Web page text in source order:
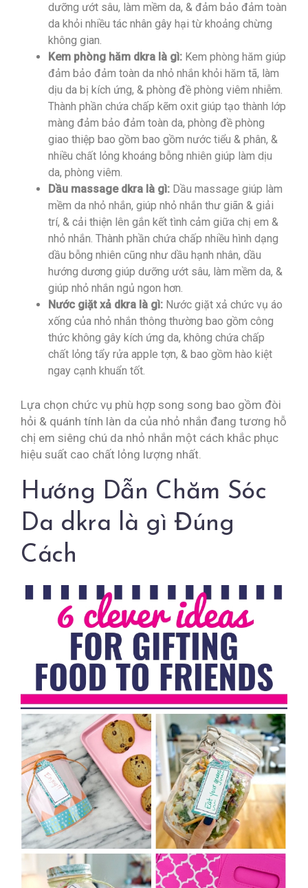
dưỡng ướt sâu, làm mềm da, & đảm bảo đảm toàn
da khỏi nhiều tác nhân gây hại từ khoảng chừng
không gian.
Kem phòng hăm dkra là gì: Kem phòng hăm giúp
đảm bảo đảm toàn da nhỏ nhắn khỏi hăm tã, làm
dịu da bị kích ứng, & phòng đề phòng viêm nhiễm.
Thành phần chứa chấp kẽm oxit giúp tạo thành lớp
màng đảm bảo đảm toàn da, phòng đề phòng
giao thiệp bao gồm bao gồm nước tiểu & phân, &
nhiều chất lỏng khoáng bỗng nhiên giúp làm dịu
da, phòng viêm.
Dầu massage dkra là gì: Dầu massage giúp làm
mềm da nhỏ nhắn, giúp nhỏ nhắn thư giãn & giải
trí, & cải thiện lên gắn kết tình cảm giữa chị em &
nhỏ nhắn. Thành phần chứa chấp nhiều hình dạng
dầu bỗng nhiên cũng như dầu hạnh nhân, dầu
hướng dương giúp dưỡng ướt sâu, làm mềm da, &
giúp nhỏ nhắn ngủ ngon hơn.
Nước giặt xả dkra là gì: Nước giặt xả chức vụ áo
xống của nhỏ nhắn thông thường bao gồm công
thức không gây kích ứng da, không chứa chấp
chất lỏng tẩy rửa apple tợn, & bao gồm hào kiệt
ngay cạnh khuẩn tốt.
Lựa chọn chức vụ phù hợp song song bao gồm đòi
hỏi & quánh tính làn da của nhỏ nhắn đang tương hỗ
chị em siêng chú da nhỏ nhắn một cách khắc phục
hiệu suất cao chất lỏng lượng nhất.
Hướng Dẫn Chăm Sóc
Da dkra là gì Đúng
Cách